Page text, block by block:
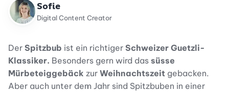
Sofie
Digital Content Creator
Der Spitzbub ist ein richtiger Schweizer Guetzli-
Klassiker. Besonders gern wird das süsse
Mürbeteiggebäck zur Weihnachtszeit gebacken.
Aber auch unter dem Jahr sind Spitzbuben in einer